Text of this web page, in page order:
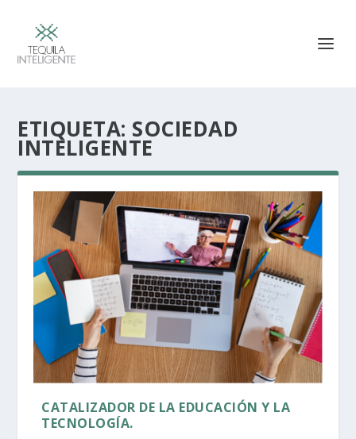
ETIQUETA: SOCIEDAD
INTELIGENTE
CATALIZADOR DE LA EDUCACIÓN Y LA
TECNOLOGÍA.